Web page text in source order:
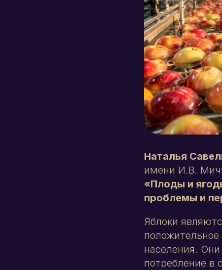
Наталья
имени И.В.
«Плоды и
проблемы и
Яблоки
населения.
потребление в